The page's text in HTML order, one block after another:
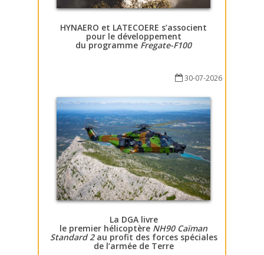
HYNAERO et LATECOERE s’associent
pour le développement
du programme Fregate-F100
30-07-2026
La DGA livre
le premier hélicoptère NH90 Caïman
Standard 2au profit des forces spéciales
de l’armée de Terre